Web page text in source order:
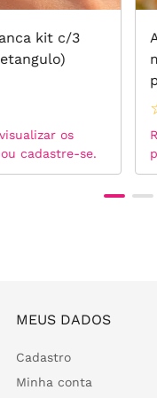
kit c/3
os
cadastre-se.
MEUS DADOS
Cadastro
Minha conta